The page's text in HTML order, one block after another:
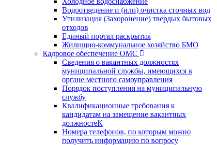
Водоотведение и (или) очистка сточных вод
Утилизация (Захоронение) твердых бытовых
отходов
Единый портал раскрытия
Жилищно-коммунальное хозяйство БМО
Кадровое обеспечение ОМС
Сведения о вакантных должностях
муниципальной службы, имеющихся в
органе местного самоуправления
Порядок поступления на муниципальную
службу
Квалификационные требования к
кандидатам на замещение вакантных
должностеК
Номера телефонов, по которым можно
получить информацию по вопросу